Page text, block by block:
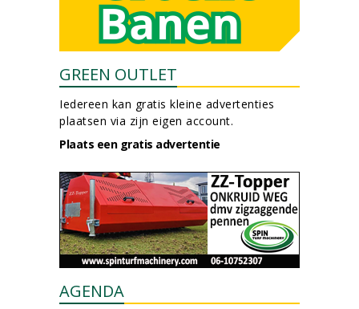
GREEN OUTLET
Iedereen kan gratis kleine advertenties
plaatsen via zijn eigen account.
Plaats een gratis advertentie
AGENDA